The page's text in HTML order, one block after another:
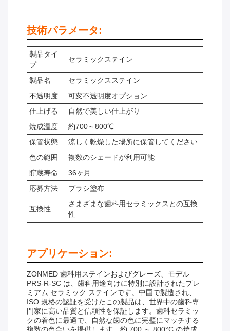
技術パラメータ:
製品タイ
プ
セラミックステイン
製品名
セラミックスステイン
不透明度
可変不透明度オプション
仕上げる
自然で美しい仕上がり
焼成温度
約700～800℃
保管状態
涼しく乾燥した場所に保管してください
色の範囲
複数のシェードが利用可能
貯蔵寿命
36ヶ月
応募方法
ブラシ塗布
互換性
さまざまな歯科用セラミックスとの互換
性
アプリケーション:
ZONMED 歯科用ステインおよびグレーズ、モデル
PRS-R-SC は、歯科用途向けに特別に設計されたプレ
ミアム セラミック ステインです。中国で製造され、
ISO 規格の認証を受けたこの製品は、世界中の歯科専
門家に高い品質と信頼性を保証します。歯科セラミッ
クの着色に最適で、自然な歯の色に完璧にマッチする